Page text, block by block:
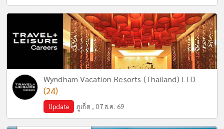
Wyndham Vacation Resorts (Thailand) LTD
(24)
Update ภูเก็ต , 07 ส.ค. 69